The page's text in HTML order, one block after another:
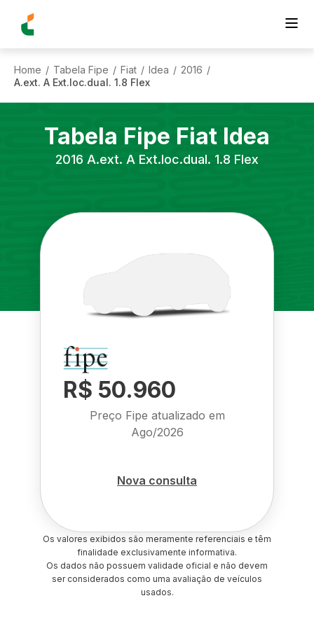
Home / Tabela Fipe / Fiat / Idea / 2016 /
A.ext. A Ext.loc.dual. 1.8 Flex
Tabela Fipe Fiat Idea
2016 A.ext. A Ext.loc.dual. 1.8 Flex
R$ 50.960
Preço Fipe atualizado em
Ago/2026
Nova consulta
Os valores exibidos são meramente referenciais e têm
finalidade exclusivamente informativa.
Os dados não possuem validade oficial e não devem
ser considerados como uma avaliação de veículos
usados.